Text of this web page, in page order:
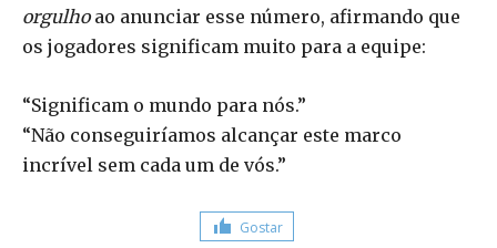
orgulhoao anunciar esse número, afirmando que
os jogadores significam muito para a equipe:
“Significam o mundo para nós.”
“Não conseguiríamos alcançar este marco
incrível sem cada um de vós.”
Gostar